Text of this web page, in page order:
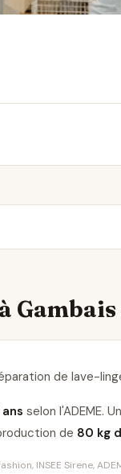
de lave-
ans selon l'ADEME.
de 80 kg
INSEE Sirene,